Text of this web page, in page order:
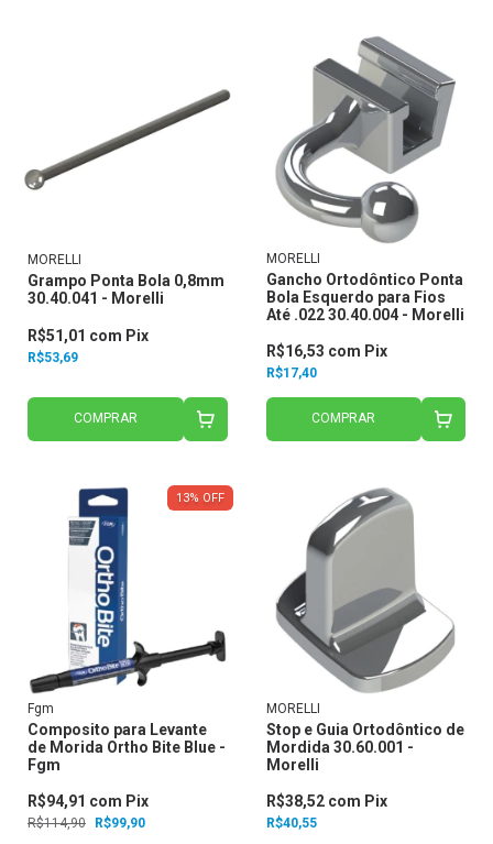
MORELLI
Grampo Ponta Bola 0,8mm
30.40.041 - Morelli
R$53,69
R$51,01 com Pix
COMPRAR
MORELLI
Gancho Ortodôntico Ponta
Bola Esquerdo para Fios
Até .022 30.40.004 - Morelli
R$17,40
R$16,53 com Pix
COMPRAR
13% OFF
Fgm
Composito para Levante
de Morida Ortho Bite Blue -
Fgm
R$114,90 R$99,90
R$94,91 com Pix
MORELLI
Stop e Guia Ortodôntico de
Mordida 30.60.001 -
Morelli
R$40,55
R$38,52 com Pix